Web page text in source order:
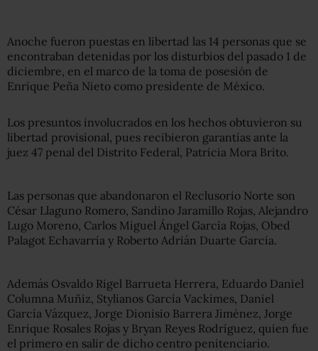
Anoche fueron puestas en libertad las 14 personas que se
encontraban detenidas por los disturbios del pasado 1 de
diciembre, en el marco de la toma de posesión de
Enrique Peña Nieto como presidente de México.
Los presuntos involucrados en los hechos obtuvieron su
libertad provisional, pues recibieron garantías ante la
juez 47 penal del Distrito Federal, Patricia Mora Brito.
Las personas que abandonaron el Reclusorio Norte son
César Llaguno Romero, Sandino Jaramillo Rojas, Alejandro
Lugo Moreno, Carlos Miguel Ángel García Rojas, Obed
Palagot Echavarría y Roberto Adrián Duarte García.
Además Osvaldo Rigel Barrueta Herrera, Eduardo Daniel
Columna Muñiz, Stylianos García Vackimes, Daniel
García Vázquez, Jorge Dionisio Barrera Jiménez, Jorge
Enrique Rosales Rojas y Bryan Reyes Rodríguez, quien fue
el primero en salir de dicho centro penitenciario.